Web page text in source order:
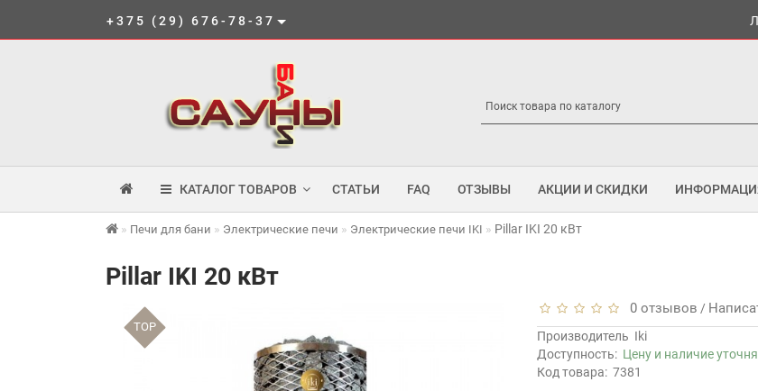
+375 (29) 676-78-37
КАТАЛОГ ТОВАРОВ СТАТЬИ FAQ ОТЗЫВЫ АКЦИИ И СКИДКИ
Печи для бани Электрические печи Электрические печи IKI Pillar IKI 20 кВт
Pillar IKI 20 кВт
TOP
0 отзывов /
Производитель Iki
Доступность: Цену и наличие
Код товара: 7381